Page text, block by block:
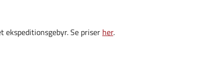
Se priser her.